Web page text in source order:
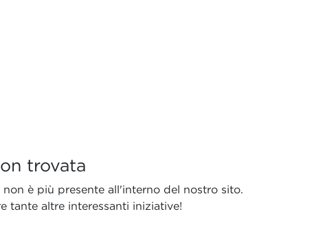
trovata
è più presente all'interno del nostro sito.
tante altre interessanti iniziative!